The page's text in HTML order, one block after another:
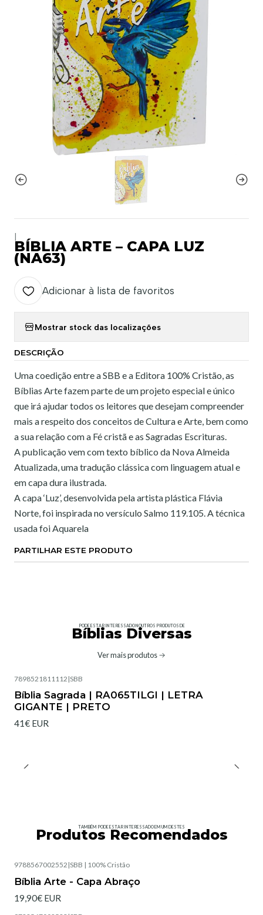
BÍBLIA ARTE – CAPA LUZ
(NA63)
Adicionar à lista de favoritos
Mostrar stock das localizações
DESCRIÇÃO
Uma coedição entre a SBB e a Editora 100% Cristão, as
Bíblias Arte fazem parte de um projeto especial e único
que irá ajudar todos os leitores que desejam compreender
mais a respeito dos conceitos de Cultura e Arte, bem como
a sua relação com a Fé cristã e as Sagradas Escrituras.
A publicação vem com texto bíblico da Nova Almeida
Atualizada, uma tradução clássica com linguagem atual e
em capa dura ilustrada.
A capa ‘Luz’, desenvolvida pela artista plástica Flávia
Norte, foi inspirada no versículo Salmo 119.105. A técnica
usada foi Aquarela
PARTILHAR ESTE PRODUTO
PODE ESTAR INTERESSADO NOUTROS PRODUTOS DE
Bíblias Diversas
Ver mais produtos
7898521811112 |SBB
Bíblia Sagrada | RA065TILGI | LETRA
GIGANTE | PRETO
41€ EUR
TAMBÉM PODE ESTAR INTERESSADO EM UM DESTES
Produtos Recomendados
9788567002552 |SBB | 100% Cristão
Bíblia Arte - Capa Abraço
19,90€ EUR